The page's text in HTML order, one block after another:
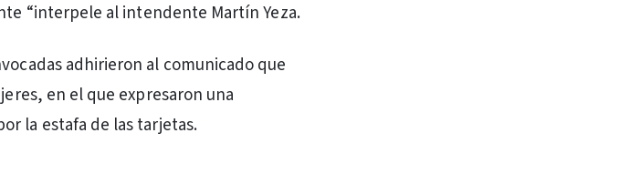
“interpele al intendente Martín Yeza.
adhirieron al comunicado que
en el que expresaron una
la estafa de las tarjetas.